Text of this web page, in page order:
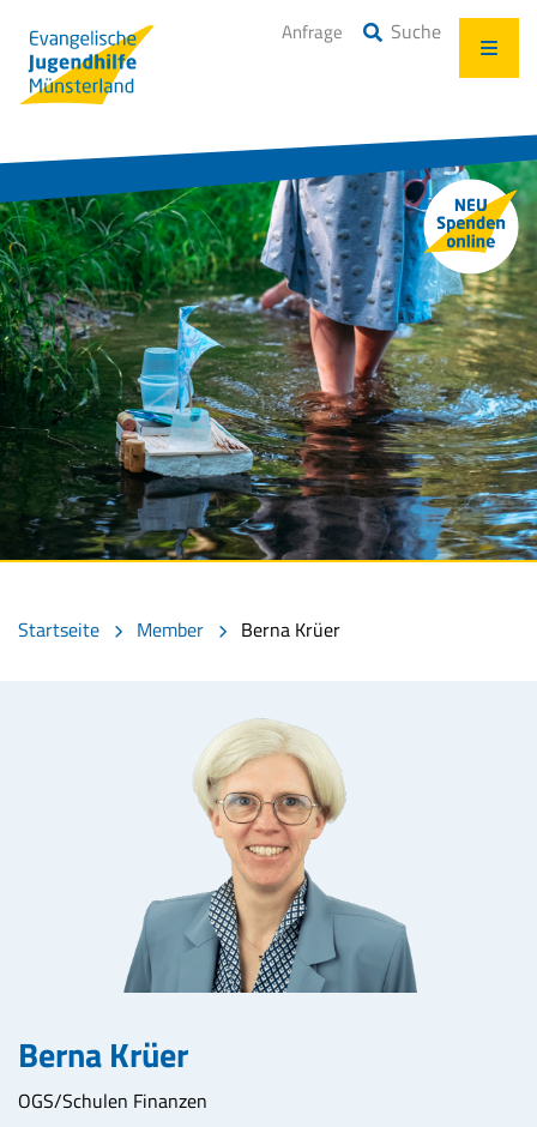
Anfrage Suche
Startseite Member Berna Krüer
Berna Krüer
OGS/Schulen Finanzen